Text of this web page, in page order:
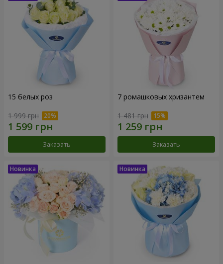
15 белых роз
1 999 грн
Заказать
7 ромашковых хризантем
1 481 грн
Заказать